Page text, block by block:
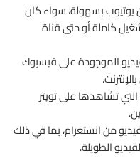
بسهولة، سواء كان
كاملة أو حتى قناة
الموجودة على فيسبوك
تشاهدها على تويتر
من انستغرام، بما في ذلك
الطويلة.